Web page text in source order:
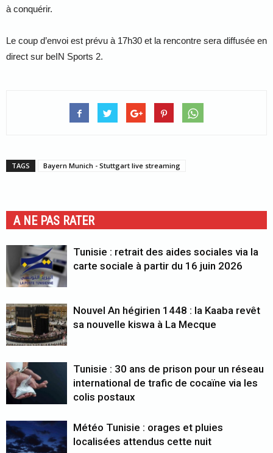
à conquérir.
Le coup d’envoi est prévu à 17h30 et la rencontre sera diffusée en
direct sur beIN Sports 2.
TAGS Bayern Munich - Stuttgart live streaming
A NE PAS RATER
Tunisie : retrait des aides sociales via la
carte sociale à partir du 16 juin 2026
Nouvel An hégirien 1448 : la Kaaba revêt
sa nouvelle kiswa à La Mecque
Tunisie : 30 ans de prison pour un réseau
international de trafic de cocaïne via les
colis postaux
Météo Tunisie : orages et pluies
localisées attendus cette nuit